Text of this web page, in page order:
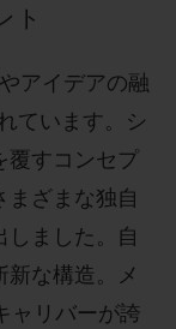
ト
アイデアの融
ています。シ
覆すコンセプ
まざまな独自
しました。自
な構造。メ
ャリバーが誇